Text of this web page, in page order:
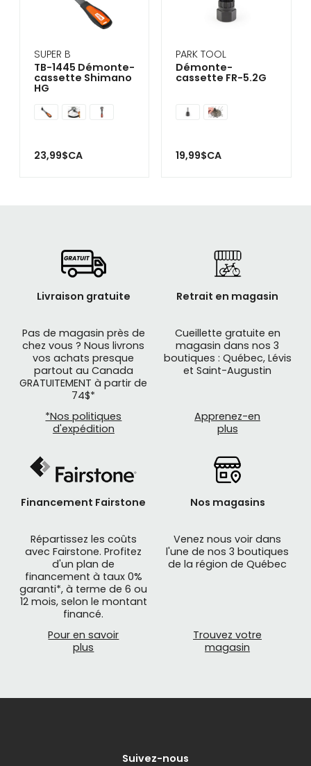
SUPER B
TB-1445 Démonte-
cassette Shimano
HG
23,99$CA
PARK TOOL
Démonte-
cassette FR-5.2G
19,99$CA
Livraison gratuite
Pas de magasin près de
chez vous ? Nous livrons
vos achats presque
partout au Canada
GRATUITEMENT à partir de
74$*
*Nos politiques
d'expédition
Retrait en magasin
Cueillette gratuite en
magasin dans nos 3
boutiques : Québec, Lévis
et Saint-Augustin
Apprenez-en
plus
Financement Fairstone
Répartissez les coûts
avec Fairstone. Profitez
d'un plan de
financement à taux 0%
garanti*, à terme de 6 ou
12 mois, selon le montant
financé.
Pour en savoir
plus
Nos magasins
Venez nous voir dans
l'une de nos 3 boutiques
de la région de Québec
Trouvez votre
magasin
Suivez-nous